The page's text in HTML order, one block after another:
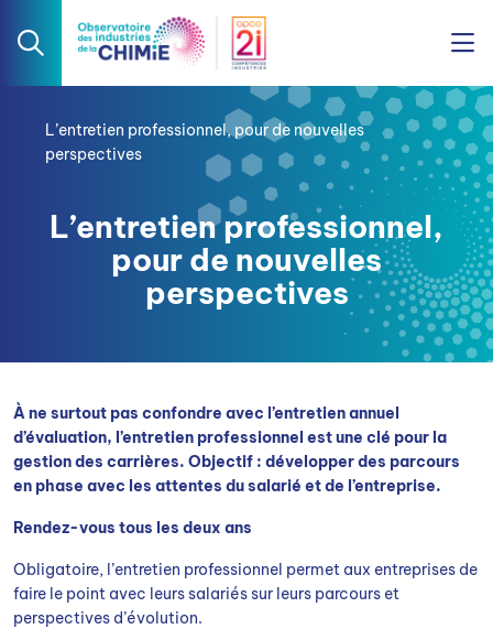
L’entretien professionnel, pour de nouvelles
perspectives
L’entretien professionnel,
pour de nouvelles
perspectives
À ne surtout pas confondre avec l’entretien annuel
d’évaluation, l’entretien professionnel est une clé pour la
gestion des carrières. Objectif : développer des parcours
en phase avec les attentes du salarié et de l’entreprise.
Rendez-vous tous les deux ans
Obligatoire, l’entretien professionnel permet aux entreprises de
faire le point avec leurs salariés sur leurs parcours et
perspectives d’évolution.